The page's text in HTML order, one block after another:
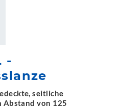
-
seitliche
von 125